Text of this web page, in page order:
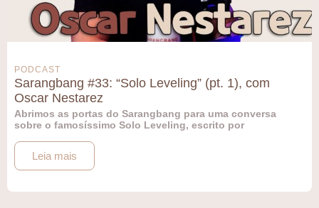
PODCAST
Sarangbang #33: “Solo Leveling” (pt. 1), com
Oscar Nestarez
Abrimos as portas do Sarangbang para uma conversa
sobre o famosíssimo Solo Leveling, escrito por
Leia mais